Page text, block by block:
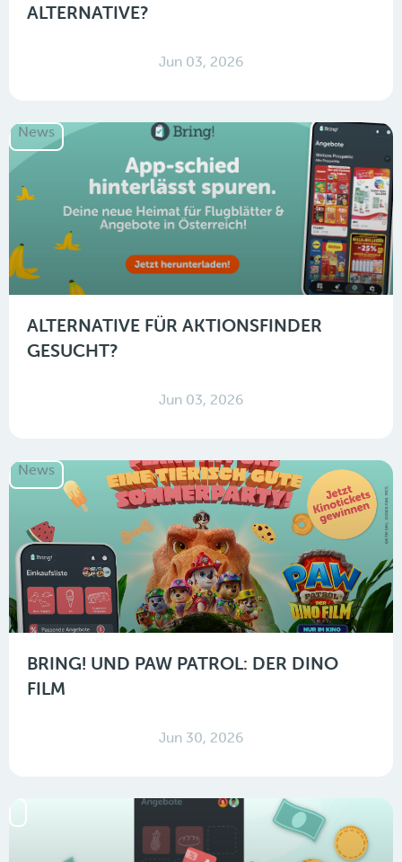
ALTERNATIVE?
Jun 03, 2026
News
ALTERNATIVE FÜR AKTIONSFINDER
GESUCHT?
Jun 03, 2026
News
BRING! UND PAW PATROL: DER DINO
FILM
Jun 30, 2026